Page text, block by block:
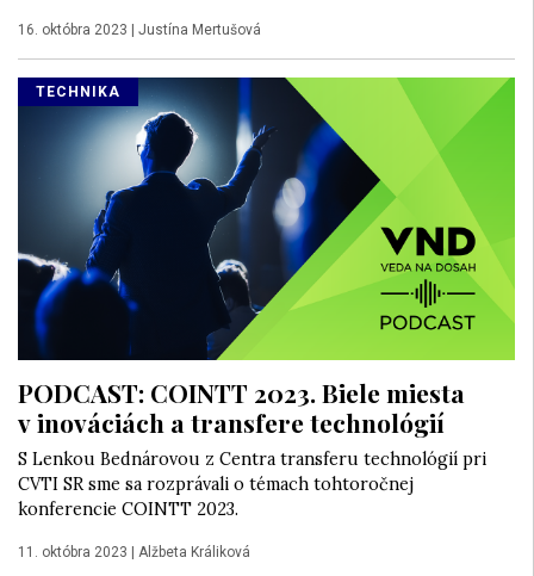
16. októbra 2023 Justína Mertušová
TECHNIKA
PODCAST: COINTT 2023. Biele miesta
v inováciách a transfere technológií
S Lenkou Bednárovou z Centra transferu technológií pri
CVTI SR sme sa rozprávali o témach tohtoročnej
konferencie COINTT 2023.
11. októbra 2023 | Alžbeta Králiková